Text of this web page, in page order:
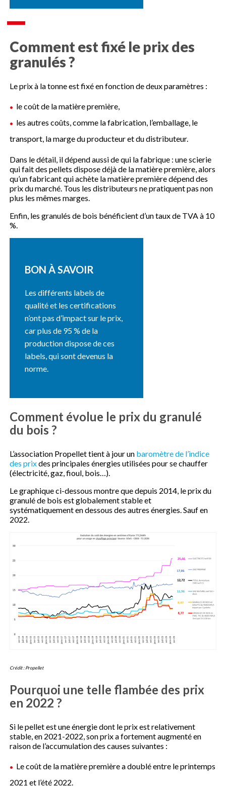
Comment est fixé le prix des
granulés ?
Le prix à la tonne est fixé en fonction de deux paramètres :
le coût de la matière première,
les autres coûts, comme la fabrication, l’emballage, le
transport, la marge du producteur et du distributeur.
Dans le détail, il dépend aussi de qui la fabrique : une scierie
qui fait des pellets dispose déjà de la matière première, alors
qu’un fabricant qui achète la matière première dépend des
prix du marché. Tous les distributeurs ne pratiquent pas non
plus les mêmes marges.
Enfin, les granulés de bois bénéficient d’un taux de TVA à 10
%.
BON À SAVOIR
Les différents labels de
qualité et les certifications
n’ont pas d’impact sur le prix,
car plus de 95 % de la
production dispose de ces
labels, qui sont devenus la
norme.
Comment évolue le prix du granulé
du bois ?
L’association Propellet tient à jour un baromètre de l’indice
des prixdes principales énergies utilisées pour se chauffer
(électricité, gaz, fioul, bois…).
Le graphique ci-dessous montre que depuis 2014, le prix du
granulé de bois est globalement stable et
systématiquement en dessous des autres énergies. Sauf en
2022.
Crédit : Propellet
Pourquoi une telle flambée des prix
en 2022 ?
Si le pellet est une énergie dont le prix est relativement
stable, en 2021-2022, son prix a fortement augmenté en
raison de l’accumulation des causes suivantes :
Le coût de la matière première a doublé entre le printemps
2021 et l’été 2022.